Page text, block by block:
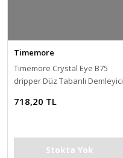
Timemore
Timemore Crystal Eye B75
dripper Düz Tabanlı Demleyici
718,20 TL
Stokta Yok